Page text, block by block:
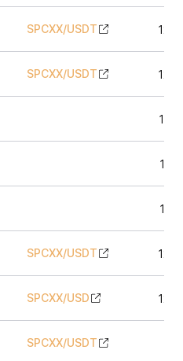
SPCXX/USDT
SPCXX/USDT
SPCXX/USDT
SPCXX/USD
SPCXX/USDT